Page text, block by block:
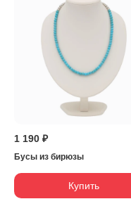
1 190 ₽
Бусы из бирюзы
Купить